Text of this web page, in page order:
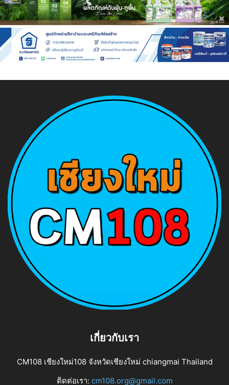
เกี่ยวกับเรา
CM108 เชียงใหม่108 จังหวัดเชียงใหม่ chiangmai Thailand
ติดต่อเรา: cm108.org@gmail.com